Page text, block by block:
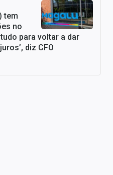
tem
no
para voltar a dar
diz CFO